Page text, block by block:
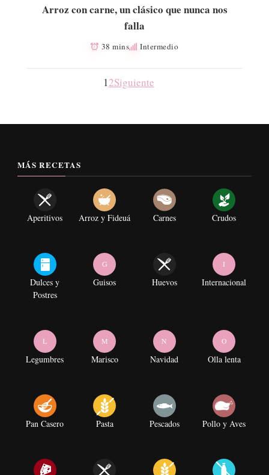
Arroz con carne, un clásico que nunca nos
falla
38 mins Intermedio
12Siguiente
MÁS RECETAS
Aperitivos Arroz y Fideuá Carnes Crudos
Dulces y
Postres
G
Guisos Huevos
I
Internacional
L
Legumbres
M
Marisco
N
Navidad
O
Olla lenta
Pan Casero Pasta Pescados Pollo y Aves